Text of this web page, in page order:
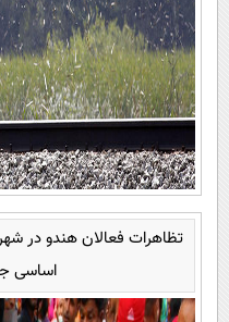
تظاهرات فعالان هندو در
اساسی